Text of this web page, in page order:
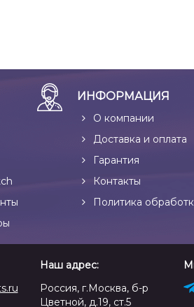
ИНФОРМАЦИЯ
О компании
Доставка и оплата
Гарантия
Контакты
Политика
Наш адрес:
Россия, г.Москва, б-р
Цветной, д.19, ст.5